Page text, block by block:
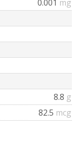
0.001 mg
8.8 g
82.5 mcg